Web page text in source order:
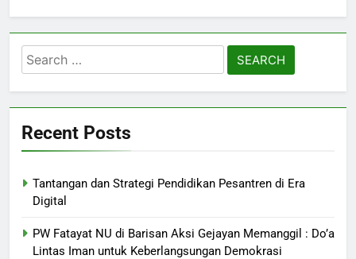
Search
for:
Recent Posts
Tantangan dan Strategi Pendidikan Pesantren di Era
Digital
PW Fatayat NU di Barisan Aksi Gejayan Memanggil : Do’a
Lintas Iman untuk Keberlangsungan Demokrasi